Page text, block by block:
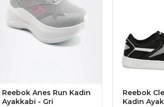
Reebok Anes Run Kadin
Ayakkabi - Gri
Reebok
Kadin